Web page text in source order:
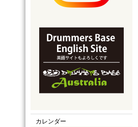
カレンダー